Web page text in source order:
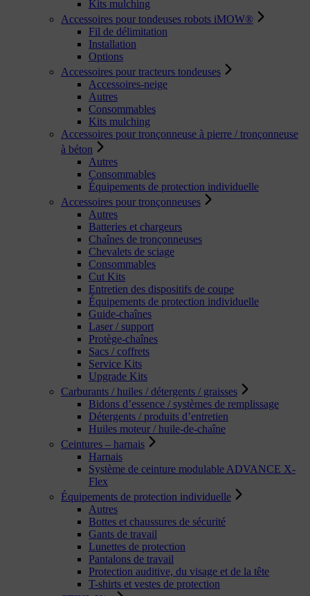
Kits mulching
Accessoires pour tondeuses robots iMOW®
Fil de délimitation
Installation
Options
Accessoires pour tracteurs tondeuses
Accessoires-neige
Autres
Consommables
Kits mulching
Accessoires pour tronçonneuse à pierre / tronçonneuse
à béton
Autres
Consommables
Équipements de protection individuelle
Accessoires pour tronçonneuses
Autres
Batteries et chargeurs
Chaînes de tronçonneuses
Chevalets de sciage
Consommables
Cut Kits
Entretien des dispositifs de coupe
Équipements de protection individuelle
Guide-chaînes
Laser / support
Protège-chaînes
Sacs / coffrets
Service Kits
Upgrade Kits
Carburants / huiles / détergents / graisses
Bidons d’essence / systèmes de remplissage
Détergents / produits d’entretien
Huiles moteur / huile-de-chaîne
Ceintures – harnais
Harnais
Système de ceinture modulable ADVANCE X-
Flex
Équipements de protection individuelle
Autres
Bottes et chaussures de sécurité
Gants de travail
Lunettes de protection
Pantalons de travail
Protection auditive, du visage et de la tête
T-shirts et vestes de protection